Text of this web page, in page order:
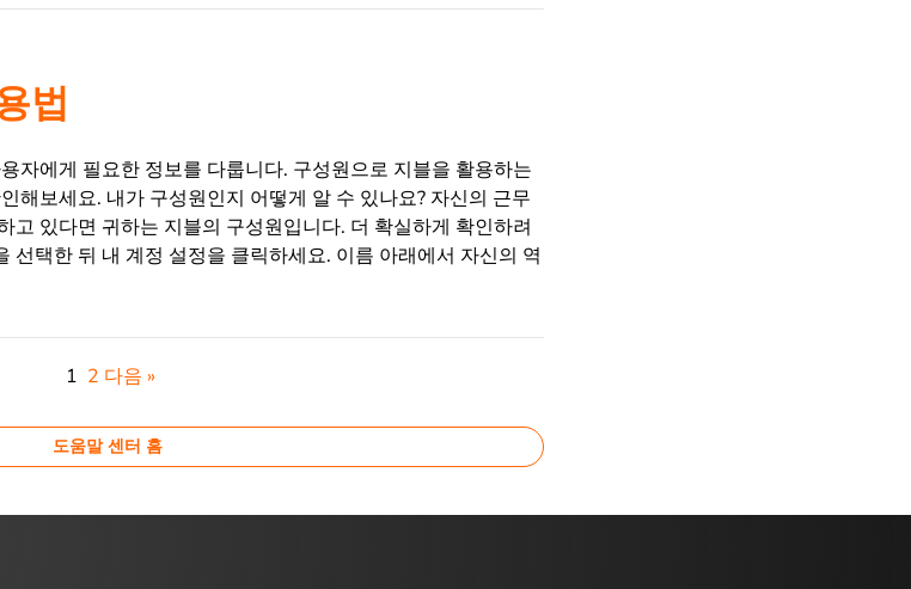
법
자에게 필요한 정보를 다룹니다. 구성원으로 지블을 활용하는
해보세요. 내가 구성원인지 어떻게 알 수 있나요? 자신의 근무
고 있다면 귀하는 지블의 구성원입니다. 더 확실하게 확인하려
선택한 뒤 내 계정 설정을 클릭하세요. 이름 아래에서 자신의 역
1 2 다음 »
도움말 센터 홈